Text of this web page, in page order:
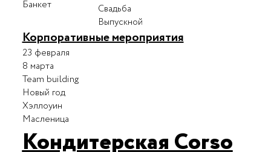
Банкет
Свадьба
Выпускной
Корпоративные мероприятия
23 февраля
8 марта
Team building
Новый год
Хэллоуин
Масленица
Кондитерская Corso